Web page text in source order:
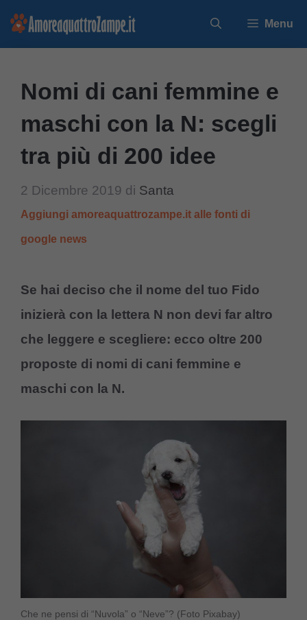
Vai
Menu
Nomi di cani femmine e
maschi con la N: scegli
tra più di 200 idee
2 Dicembre 2019 di Santa
Aggiungi amoreaquattrozampe.it alle fonti di
google news
Se hai deciso che il nome del tuo Fido
inizierà con la lettera N non devi far altro
che leggere e scegliere: ecco oltre 200
proposte di nomi di cani femmine e
maschi con la N.
Che ne pensi di “Nuvola” o “Neve”? (Foto Pixabay)